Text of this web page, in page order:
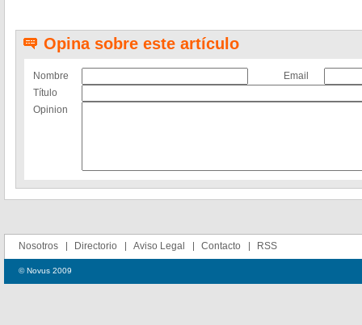
Opina sobre este artículo
Nombre
Email
Título
Opinion
Nosotros Directorio Aviso Legal Contacto RSS
© Novus 2009